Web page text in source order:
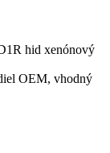
hid xenónový
OEM, vhodný